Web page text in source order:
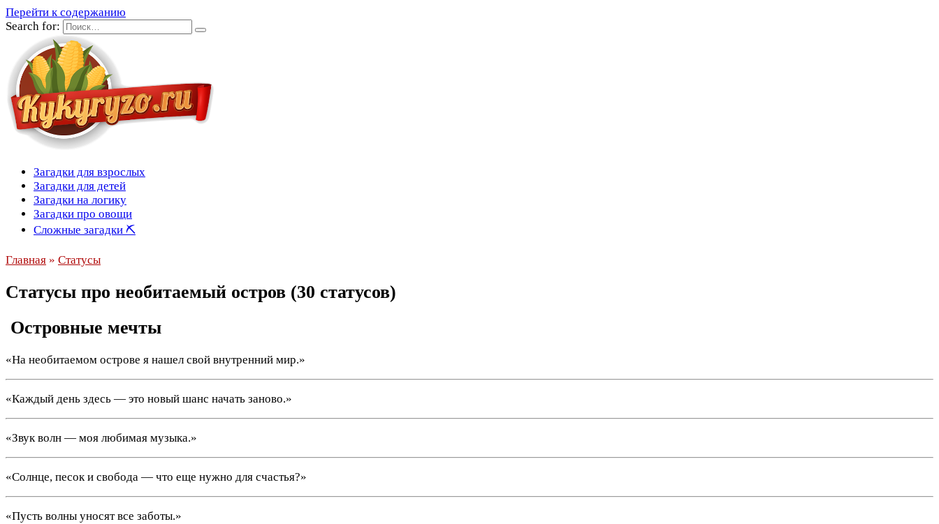
Перейти к содержанию
Search for:
Загадки для взрослых
Загадки для детей
Загадки на логику
Загадки про овощи
Сложные загадки ⛏
Главная » Статусы
Статусы про необитаемый остров (30 статусов)
️ Островные мечты
«На необитаемом острове я нашел свой внутренний мир.»
«Каждый день здесь — это новый шанс начать заново.»
«Звук волн — моя любимая музыка.»
«Солнце, песок и свобода — что еще нужно для счастья?»
«Пусть волны уносят все заботы.»